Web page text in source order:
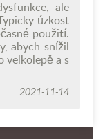
ale
úzkost
použití.
abych snížil
velkolepě a s
2021-11-14